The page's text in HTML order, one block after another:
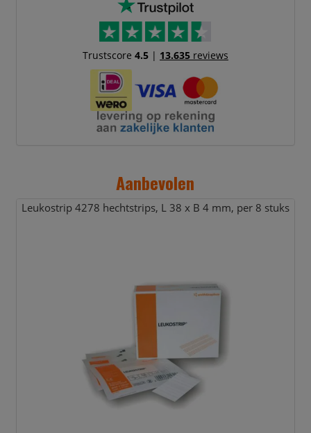
Trustscore 4.5| 13.635reviews
Aanbevolen
Leukostrip 4278 hechtstrips, L 38 x B 4 mm, per 8 stuks